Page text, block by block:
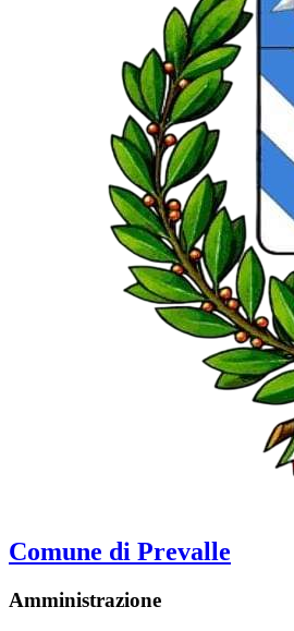
Comune di Prevalle
Amministrazione